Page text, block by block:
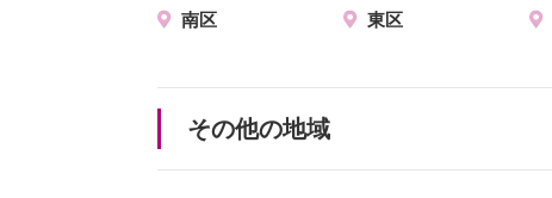
南区 東区
その他の地域